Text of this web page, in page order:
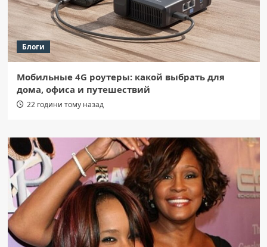
Блоги
Мобильные 4G роутеры: какой выбрать для
дома, офиса и путешествий
22 години тому назад